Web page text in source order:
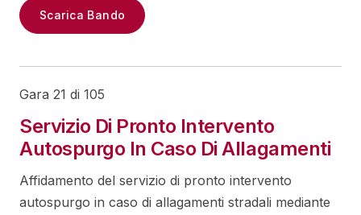
Scarica Bando
Gara 21 di 105
Servizio Di Pronto Intervento
Autospurgo In Caso Di Allagamenti
Affidamento del servizio di pronto intervento
autospurgo in caso di allagamenti stradali mediante